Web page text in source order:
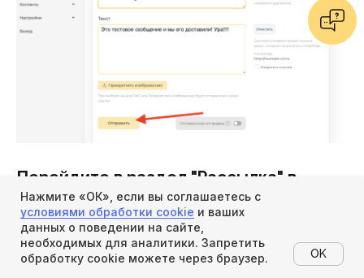
Перейдите в раздел "Рассылка" в
Chatpush
Выберите канал "Телеграм-бот", введите ваш номер телефона, введите
текст сообщения и нажмите "отправить".
Нажмите «ОК», если вы соглашаетесь с
условиями обработки cookie и ваших
данных о поведении на сайте,
необходимых для аналитики. Запретить
обработку cookie можете через браузер.
OK